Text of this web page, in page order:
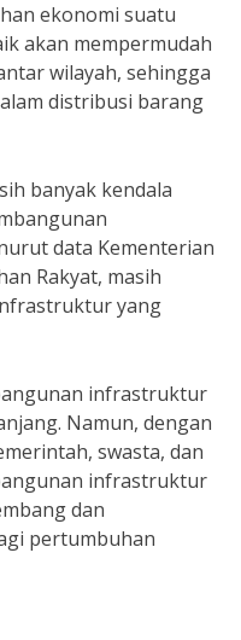
ekonomi suatu
akan mempermudah
wilayah, sehingga
distribusi barang
banyak kendala
data Kementerian
Rakyat, masih
yang
infrastruktur
Namun, dengan
swasta, dan
infrastruktur
dan
pertumbuhan